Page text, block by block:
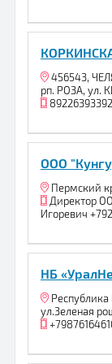
456543,
рп. РОЗА, ул.
ООО
Пермский
Директор
Игоревич
НБ
Республика
ул.Зеленая